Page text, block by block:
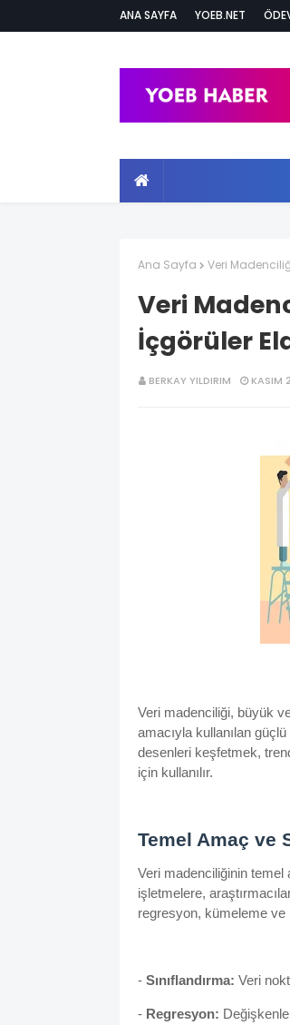
ANA SAYFA YOEB.NET
Ana Sayfa Veri
Veri
İçgörüler
BERKAY YILDIRIM KASIM
Veri madenciliği, büyük
amacıyla kullanılan
desenleri keşfetmek,
için kullanılır.
Temel Amaç ve
Veri madenciliğinin temel
işletmelere,
regresyon, kümeleme ve
- Sınıflandırma: Veri
- Regresyon: